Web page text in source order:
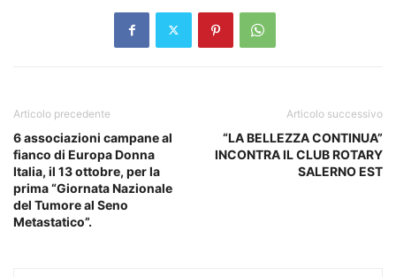
Articolo precedente
6 associazioni campane al
fianco di Europa Donna
Italia, il 13 ottobre, per la
prima “Giornata Nazionale
del Tumore al Seno
Metastatico”.
Articolo successivo
“LA BELLEZZA CONTINUA”
INCONTRA IL CLUB ROTARY
SALERNO EST